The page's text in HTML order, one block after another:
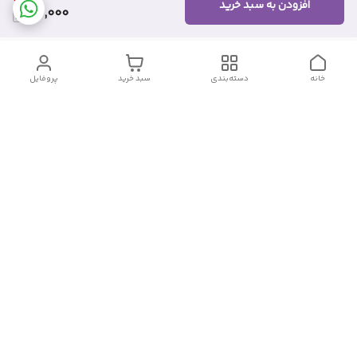
110,000 افزودن به سبد خرید
پروفایل سبد خرید دسته‌بندی خانه